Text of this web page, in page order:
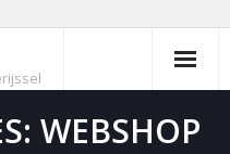
WEBSHOP